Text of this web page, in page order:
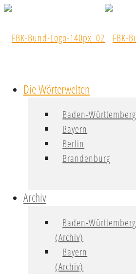
Die Wörterwelten
Baden-Württemberg
Bayern
Berlin
Brandenburg
Archiv
Baden-Württemberg
(Archiv)
Bayern
(Archiv)